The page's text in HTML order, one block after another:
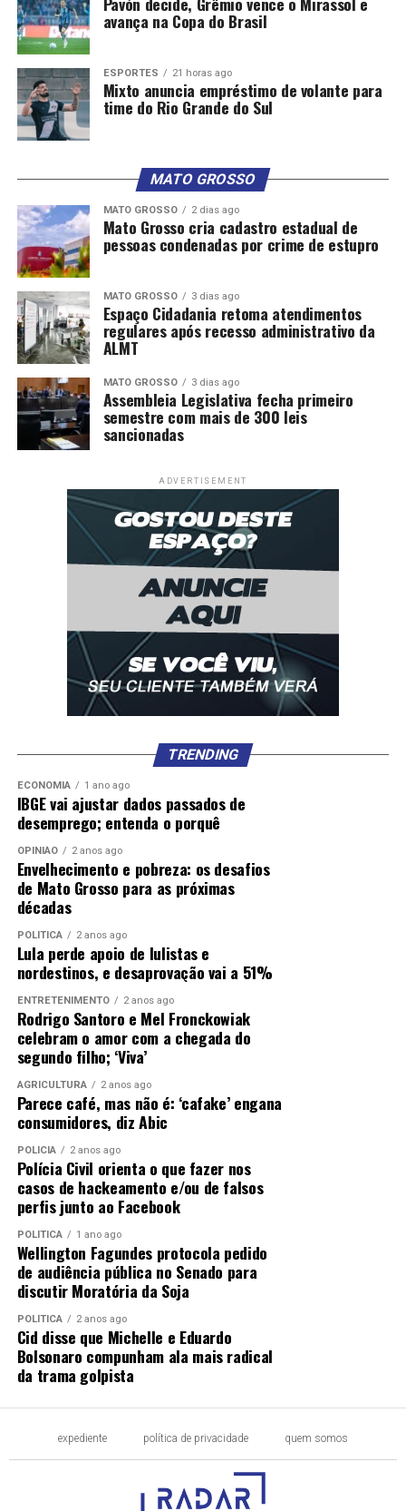
avança na Copa do Brasil
ESPORTES 21 horas ago
Mixto anuncia empréstimo de volante para
time do Rio Grande do Sul
MATO GROSSO
MATO GROSSO 2 dias ago
Mato Grosso cria cadastro estadual de
pessoas condenadas por crime de estupro
MATO GROSSO 3 dias ago
Espaço Cidadania retoma atendimentos
regulares após recesso administrativo da
ALMT
MATO GROSSO 3 dias ago
Assembleia Legislativa fecha primeiro
semestre com mais de 300 leis
sancionadas
ADVERTISEMENT
TRENDING
ECONOMIA 1 ano ago
IBGE vai ajustar dados passados de
desemprego; entenda o porquê
OPINIÃO 2 anos ago
Envelhecimento e pobreza: os desafios
de Mato Grosso para as próximas
décadas
POLÍTICA 2 anos ago
Lula perde apoio de lulistas e
nordestinos, e desaprovação vai a 51%
ENTRETENIMENTO 2 anos ago
Rodrigo Santoro e Mel Fronckowiak
celebram o amor com a chegada do
segundo filho; ‘Viva’
AGRICULTURA 2 anos ago
Parece café, mas não é: ‘cafake’ engana
consumidores, diz Abic
POLÍCIA 2 anos ago
Polícia Civil orienta o que fazer nos
casos de hackeamento e/ou de falsos
perfis junto ao Facebook
POLÍTICA 1 ano ago
Wellington Fagundes protocola pedido
de audiência pública no Senado para
discutir Moratória da Soja
POLÍTICA 2 anos ago
Cid disse que Michelle e Eduardo
Bolsonaro compunham ala mais radical
da trama golpista
expediente política de privacidade quem somos